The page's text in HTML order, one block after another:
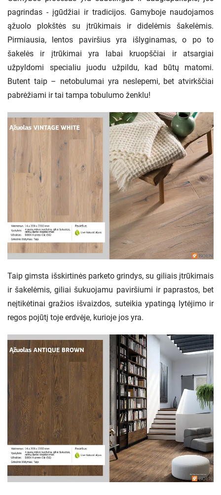
pagrindas - įgūdžiai ir tradicijos. Gamyboje naudojamos
ąžuolo plokštės su įtrūkimais ir didelėmis šakelėmis.
Pirmiausia, lentos paviršius yra išlyginamas, o po to
šakelės ir įtrūkimai yra labai kruopščiai ir atsargiai
užpyldomi specialiu juodu užpildu, kad būtų matomi.
Butent taip – netobulumai yra neslepemi, bet atvirkščiai
pabrėžiami ir tai tampa tobulumo ženklu!
Taip gimsta išskirtinės parketo grindys, su giliais įtrūkimais
ir šakelėmis, giliai šukuojamu paviršiumi ir paprastos, bet
neįtikėtinai gražios išvaizdos, suteikia ypatingą lytėjimo ir
regos pojūtį toje erdvėje, kurioje jos yra.